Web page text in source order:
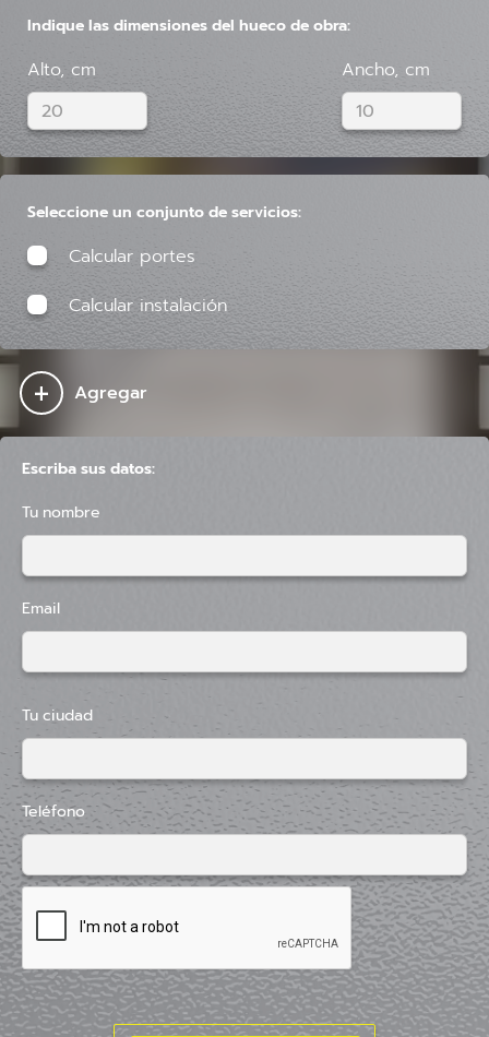
Indique las dimensiones del hueco de obra:
Alto, cm Ancho, cm
Seleccione un conjunto de servicios:
Calcular portes
Calcular instalación
+ Agregar
Escriba sus datos:
Tu nombre
Email
Tu ciudad
Teléfono